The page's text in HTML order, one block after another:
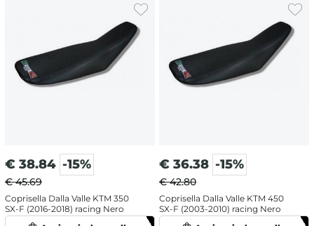
€ 38.84 -15%
€ 45.69
Coprisella Dalla Valle KTM 350
SX-F (2016-2018) racing Nero
€ 36.38 -15%
€ 42.80
Coprisella Dalla Valle KTM 450
SX-F (2003-2010) racing Nero